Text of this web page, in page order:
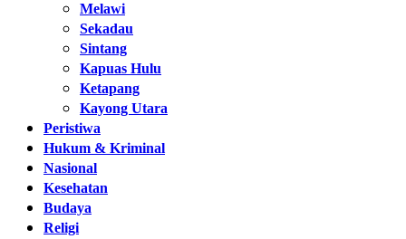
Melawi
Sekadau
Sintang
Kapuas Hulu
Ketapang
Kayong Utara
Peristiwa
Hukum & Kriminal
Nasional
Kesehatan
Budaya
Religi